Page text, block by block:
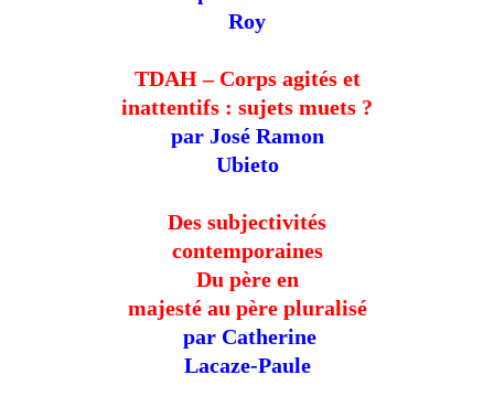
Roy
TDAH – Corps agités et
inattentifs : sujets muets ?
par José Ramon
Ubieto
Des subjectivités
contemporaines
Du père en
majesté au père pluralisé
par Catherine
Lacaze-Paule